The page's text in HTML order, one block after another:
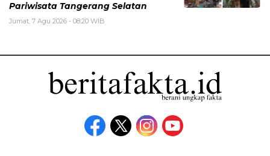
Pariwisata Tangerang Selatan
Jumat, 7 Agu 2026 - 08:20 WIB